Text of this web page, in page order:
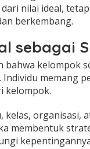
nilai ideal,
berkembang.
sebagai
bahwa kelompok
Individu memang
kelompok.
kelas, organisasi,
membentuk